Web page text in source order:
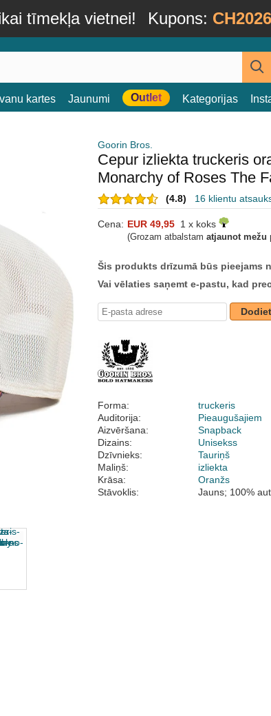
tīmekļa vietnei! Kupons: CH2026
kartes Jaunumi Outlet Kategorijas
Goorin Bros.
Cepur izliekta truckeris
Monarchy of Roses The
(4.8) 16 klientu
Cena: EUR 49,95 1 x koks
(Grozam atbalstam atjaunot mežu
Šis produkts drīzumā būs pieejams
Vai vēlaties saņemt e-pastu, kad
Forma:
truckeris
Auditorija:
Pieaugušajiem
Aizvēršana:
Snapback
Dizains:
Unisekss
Dzīvnieks:
Tauriņš
Maliņš:
izliekta
Krāsa:
Oranžs
Stāvoklis:
Jauns; 100%